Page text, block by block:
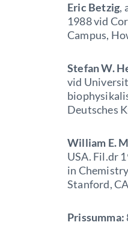
Eric Betzig,
1988 vid
Campus,
Stefan W.
vid
Deutsches
William E.
USA. Fil.dr
in
Stanford,
Prissumma: